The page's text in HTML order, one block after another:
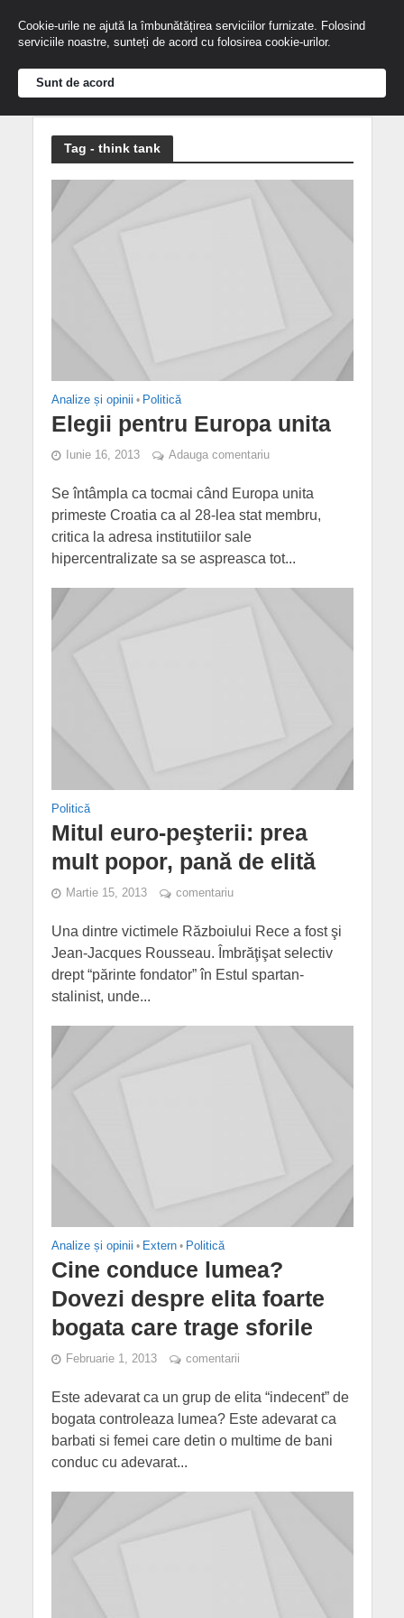
Tag - think tank
Analize și opinii • Politică
Elegii pentru Europa unita
Iunie 16, 2013 Adauga comentariu
Se întâmpla ca tocmai când Europa unita
primeste Croatia ca al 28-lea stat membru,
critica la adresa institutiilor sale
hipercentralizate sa se aspreasca tot...
Politică
Mitul euro-peşterii: prea
mult popor, pană de elită
Martie 15, 2013 comentariu
Una dintre victimele Războiului Rece a fost şi
Jean-Jacques Rousseau. Îmbrăţişat selectiv
drept “părinte fondator” în Estul spartan-
stalinist, unde...
Analize și opinii • Extern • Politică
Cine conduce lumea?
Dovezi despre elita foarte
bogata care trage sforile
Februarie 1, 2013 comentarii
Este adevarat ca un grup de elita “indecent” de
bogata controleaza lumea? Este adevarat ca
barbati si femei care detin o multime de bani
conduc cu adevarat...
Cookie-urile ne ajută la îmbunătățirea serviciilor furnizate. Folosind
serviciile noastre, sunteți de acord cu folosirea cookie-urilor.
Sunt de acord